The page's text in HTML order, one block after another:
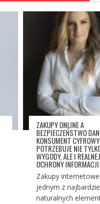
ZAKUPY ONLINE A
BEZPIECZEŃSTWO
KONSUMENT CYFROWY
POTRZEBUJE NIE
WYGODY, ALE I REALNEJ
OCHRONY INFORMACJI
Zakupy
jednym z
naturalnych